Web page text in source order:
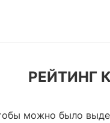
РЕЙТИНГ
можно было